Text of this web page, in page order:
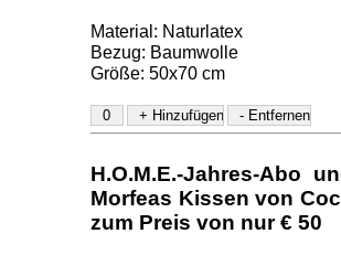
Material: Naturlatex
Bezug: Baumwolle
Größe: 50x70 cm
H.O.M.E.-Jahres-Abo
Morfeas Kissen von
zum Preis von nur € 50